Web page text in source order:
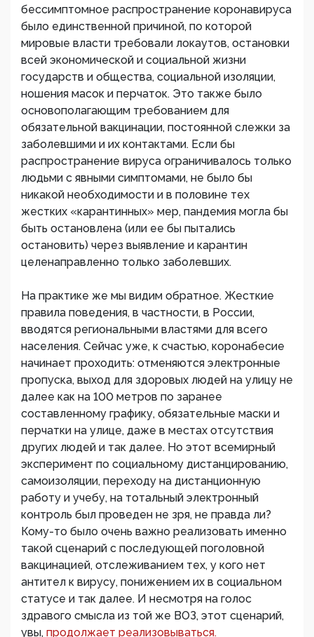
бессимптомное распространение коронавируса
было единственной причиной, по которой
мировые власти требовали локаутов, остановки
всей экономической и социальной жизни
государств и общества, социальной изоляции,
ношения масок и перчаток. Это также было
основополагающим требованием для
обязательной вакцинации, постоянной слежки за
заболевшими и их контактами. Если бы
распространение вируса ограничивалось только
людьми с явными симптомами, не было бы
никакой необходимости и в половине тех
жестких «карантинных» мер, пандемия могла бы
быть остановлена (или ее бы пытались
остановить) через выявление и карантин
целенаправленно только заболевших.
На практике же мы видим обратное. Жесткие
правила поведения, в частности, в России,
вводятся региональными властями для всего
населения. Сейчас уже, к счастью, коронабесие
начинает проходить: отменяются электронные
пропуска, выход для здоровых людей на улицу не
далее как на 100 метров по заранее
составленному графику, обязательные маски и
перчатки на улице, даже в местах отсутствия
других людей и так далее. Но этот всемирный
эксперимент по социальному дистанцированию,
самоизоляции, переходу на дистанционную
работу и учебу, на тотальный электронный
контроль был проведен не зря, не правда ли?
Кому-то было очень важно реализовать именно
такой сценарий с последующей поголовной
вакцинацией, отслеживанием тех, у кого нет
антител к вирусу, понижением их в социальном
статусе и так далее. И несмотря на голос
здравого смысла из той же ВОЗ, этот сценарий,
увы, продолжает реализовываться.